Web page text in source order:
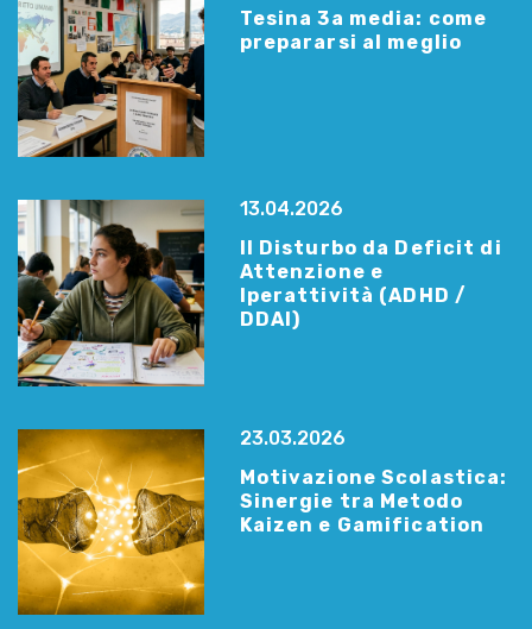
Tesina 3a media: come
prepararsi al meglio
13.04.2026
Il Disturbo da Deficit di
Attenzione e
Iperattività (ADHD /
DDAI)
23.03.2026
Motivazione Scolastica:
Sinergie tra Metodo
Kaizen e Gamification